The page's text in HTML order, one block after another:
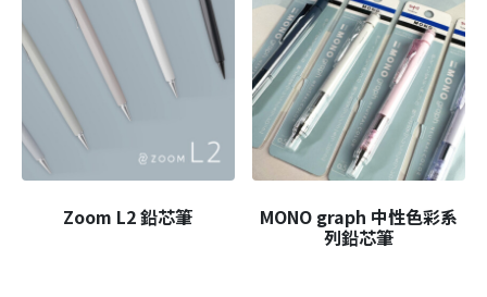
Zoom L2 鉛芯筆 MONO graph 中性色彩系
列鉛芯筆